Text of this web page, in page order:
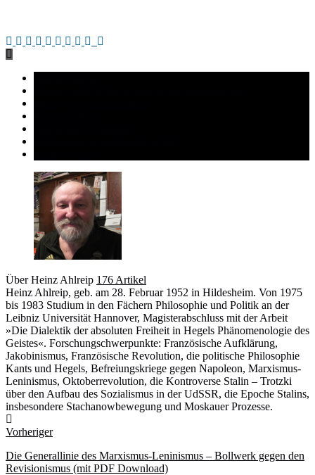
Über Heinz Ahlreip 176 Artikel
Heinz Ahlreip, geb. am 28. Februar 1952 in Hildesheim. Von 1975
bis 1983 Studium in den Fächern Philosophie und Politik an der
Leibniz Universität Hannover, Magisterabschluss mit der Arbeit
»Die Dialektik der absoluten Freiheit in Hegels Phänomenologie des
Geistes«. Forschungschwerpunkte: Französische Aufklärung,
Jakobinismus, Französische Revolution, die politische Philosophie
Kants und Hegels, Befreiungskriege gegen Napoleon, Marxismus-
Leninismus, Oktoberrevolution, die Kontroverse Stalin – Trotzki
über den Aufbau des Sozialismus in der UdSSR, die Epoche Stalins,
insbesondere Stachanowbewegung und Moskauer Prozesse.
Vorheriger
Die Generallinie des Marxismus-Leninismus – Bollwerk gegen den
Revisionismus (mit PDF Download)